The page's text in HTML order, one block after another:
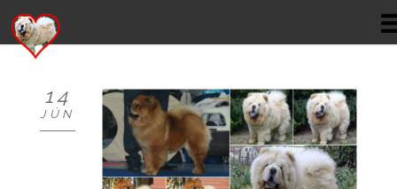
BEMUTATKOZÁS
14
JÚN